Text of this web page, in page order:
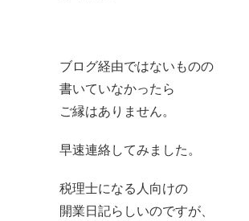
ブログ経由ではないものの
書いていなかったら
ご縁はありません。
早速連絡してみました。
税理士になる人向けの
開業日記らしいのですが、